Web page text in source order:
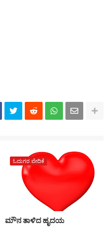
ಓದುಗರ ವೇದಿಕೆ
ಮೌನ ತಾಳಿದ ಹೃದಯ